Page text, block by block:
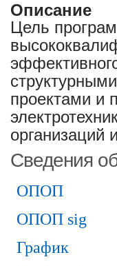
Описание
Цель
проектами и
организаций
Сведения
ОПОП
ОПОП sig
График